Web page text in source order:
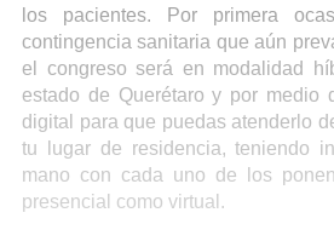
los pacientes. Por primera
contingencia sanitaria que aún
el congreso será en modalidad
estado de Querétaro y por medio
digital para que puedas atenderlo
tu lugar de residencia, teniendo
mano con cada uno de los
presencial como virtual.